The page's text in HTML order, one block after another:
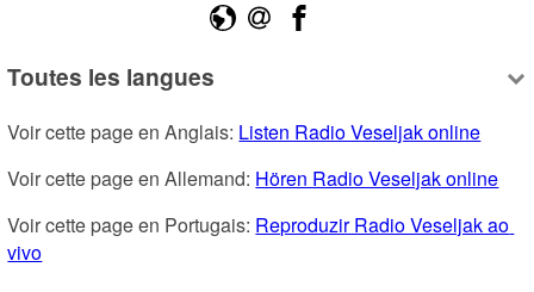
Toutes les langues
Voir cette page en Anglais: Listen Radio Veseljak online
Voir cette page en Allemand: Hören Radio Veseljak online
Voir cette page en Portugais: Reproduzir Radio Veseljak ao
vivo